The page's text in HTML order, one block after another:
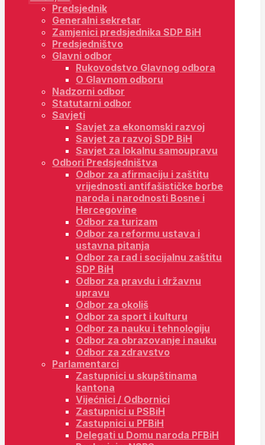
Predsjednik
Generalni sekretar
Zamjenici predsjednika SDP BiH
Predsjedništvo
Glavni odbor
Rukovodstvo Glavnog odbora
O Glavnom odboru
Nadzorni odbor
Statutarni odbor
Savjeti
Savjet za ekonomski razvoj
Savjet za razvoj SDP BiH
Savjet za lokalnu samoupravu
Odbori Predsjedništva
Odbor za afirmaciju i zaštitu
vrijednosti antifašističke borbe
naroda i narodnosti Bosne i
Hercegovine
Odbor za turizam
Odbor za reformu ustava i
ustavna pitanja
Odbor za rad i socijalnu zaštitu
SDP BiH
Odbor za pravdu i državnu
upravu
Odbor za okoliš
Odbor za sport i kulturu
Odbor za nauku i tehnologiju
Odbor za obrazovanje i nauku
Odbor za zdravstvo
Parlamentarci
Zastupnici u skupštinama
kantona
Vijećnici / Odbornici
Zastupnici u PSBiH
Zastupnici u PFBiH
Delegati u Domu naroda PFBiH